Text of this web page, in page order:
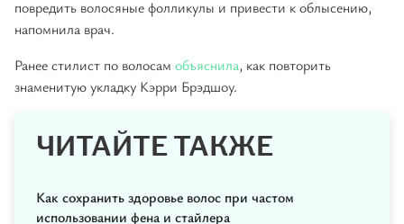
повредить волосяные фолликулы и привести к облысению,
напомнила врач.
Ранее стилист по волосам объяснила, как повторить
знаменитую укладку Кэрри Брэдшоу.
ЧИТАЙТЕ ТАКЖЕ
Как сохранить здоровье волос при частом
использовании фена и стайлера